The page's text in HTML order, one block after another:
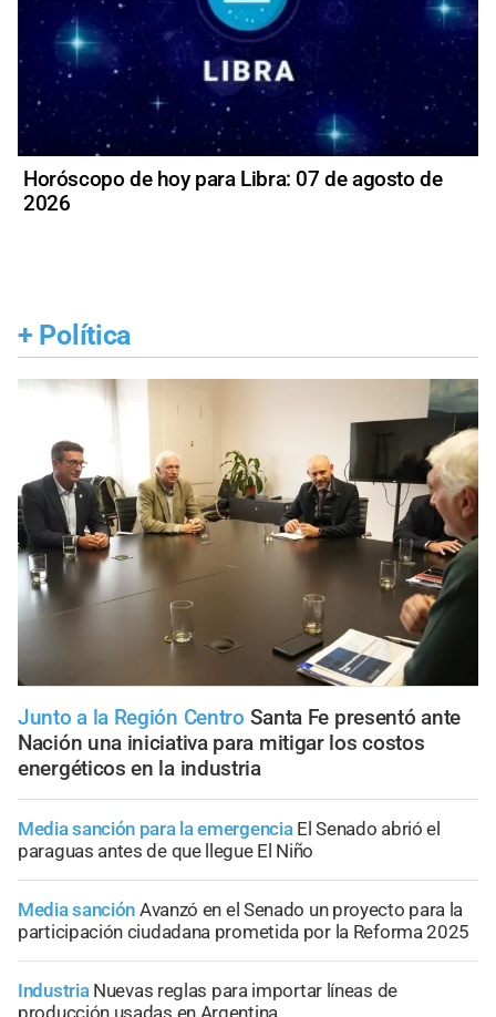
Horóscopo de hoy para Libra: 07 de agosto de
2026
+ Política
Junto a la Región Centro Santa Fe presentó ante
Nación una iniciativa para mitigar los costos
energéticos en la industria
Media sanción para la emergencia El Senado abrió el
paraguas antes de que llegue El Niño
Media sanción Avanzó en el Senado un proyecto para la
participación ciudadana prometida por la Reforma 2025
Industria Nuevas reglas para importar líneas de